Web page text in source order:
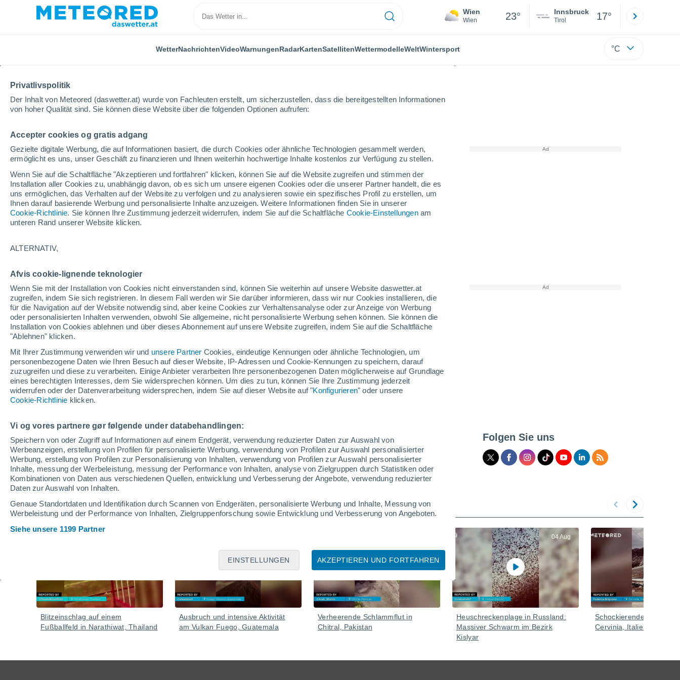
Privatlivspolitik
Der Inhalt von Meteored (daswetter.at) wurde von Fachleuten erstellt, um sicherzustellen, dass die bereitgestellten Informationen
von hoher Qualität sind. Sie können diese Website über die folgenden Optionen aufrufen:
Accepter cookies og gratis adgang
Gezielte digitale Werbung, die auf Informationen basiert, die durch Cookies oder ähnliche Technologien gesammelt werden,
ermöglicht es uns, unser Geschäft zu finanzieren und Ihnen weiterhin hochwertige Inhalte kostenlos zur Verfügung zu stellen.
Wenn Sie auf die Schaltfläche "Akzeptieren und fortfahren" klicken, können Sie auf die Website zugreifen und stimmen der
Installation aller Cookies zu, unabhängig davon, ob es sich um unsere eigenen Cookies oder die unserer Partner handelt, die es
uns ermöglichen, das Verhalten auf der Website zu verfolgen und zu analysieren sowie ein spezifisches Profil zu erstellen, um
Ihnen darauf basierende Werbung und personalisierte Inhalte anzuzeigen. Weitere Informationen finden Sie in unserer
Cookie-Richtlinie. Sie können Ihre Zustimmung jederzeit widerrufen, indem Sie auf die Schaltfläche Cookie-Einstellungenam
unteren Rand unserer Website klicken.
ALTERNATIV,
Afvis cookie-lignende teknologier
Wenn Sie mit der Installation von Cookies nicht einverstanden sind, können Sie weiterhin auf unsere Website daswetter.at
zugreifen, indem Sie sich registrieren. In diesem Fall werden wir Sie darüber informieren, dass wir nur Cookies installieren, die
für die Navigation auf der Website notwendig sind, aber keine Cookies zur Verhaltensanalyse oder zur Anzeige von Werbung
oder personalisierten Inhalten verwenden, obwohl Sie allgemeine, nicht personalisierte Werbung sehen können. Sie können die
Installation von Cookies ablehnen und über dieses Abonnement auf unsere Website zugreifen, indem Sie auf die Schaltfläche
"Ablehnen" klicken.
Mit Ihrer Zustimmung verwenden wir und unsere Partner Cookies, eindeutige Kennungen oder ähnliche Technologien, um
personenbezogene Daten wie Ihren Besuch auf dieser Website, IP-Adressen und Cookie-Kennungen zu speichern, darauf
zuzugreifen und diese zu verarbeiten. Einige Anbieter verarbeiten Ihre personenbezogenen Daten möglicherweise auf Grundlage
eines berechtigten Interesses, dem Sie widersprechen können. Um dies zu tun, können Sie Ihre Zustimmung jederzeit
widerrufen oder der Datenverarbeitung widersprechen, indem Sie auf dieser Website auf "Konfigurieren" oder unsere
Cookie-Richtlinie klicken.
Vi og vores partnere gør følgende under databehandlingen:
Speichern von oder Zugriff auf Informationen auf einem Endgerät, verwendung reduzierter Daten zur Auswahl von
Werbeanzeigen, erstellung von Profilen für personalisierte Werbung, verwendung von Profilen zur Auswahl personalisierter
Werbung, erstellung von Profilen zur Personalisierung von Inhalten, verwendung von Profilen zur Auswahl personalisierter
Inhalte, messung der Werbeleistung, messung der Performance von Inhalten, analyse von Zielgruppen durch Statistiken oder
Kombinationen von Daten aus verschiedenen Quellen, entwicklung und Verbesserung der Angebote, verwendung reduzierter
Daten zur Auswahl von Inhalten.
Genaue Standortdaten und Identifikation durch Scannen von Endgeräten, personalisierte Werbung und Inhalte, Messung von
Werbeleistung und der Performance von Inhalten, Zielgruppenforschung sowie Entwicklung und Verbesserung von Angeboten.
Siehe unsere 1199 Partner
AKZEPTIEREN UND FORTFAHREN
EINSTELLUNGEN
Wien
Wien 23° Innsbruck
Tirol 17°
WetterNachrichtenVideoWarnungenRadarKartenSatellitenWettermodelleWeltWintersport °C
Home Video Ein heftiger Schneefall hat in Algerien, in Nordafrika, sibirische Landschaften hinterlassen
Ein heftiger Schneefall hat in Algerien, in
Nordafrika, sibirische Landschaften hinterlassen
In den letzten Tagen wurden in den wichtigsten Gebirgszügen des Landes sehr starke Schneefälle verzeichnet,
die sich bis in mehrere Städte erstreckten.
Folgen Sie uns
Video
Blitzeinschlag auf einem
Fußballfeld in Narathiwat, Thailand
Ausbruch und intensive Aktivität
am Vulkan Fuego, Guatemala
Verheerende Schlammflut in
Chitral, Pakistan
04 Aug
Heuschreckenplage in Russland:
Massiver Schwarm im Bezirk
Kislyar
Schockierender
Cervinia, Italien